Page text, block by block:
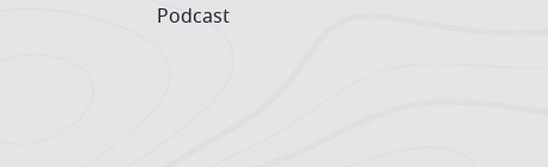
Podcast